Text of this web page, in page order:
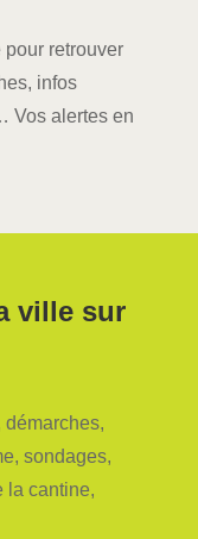
retrouver
infos
Vos alertes en
ville sur
démarches,
sondages,
la cantine,